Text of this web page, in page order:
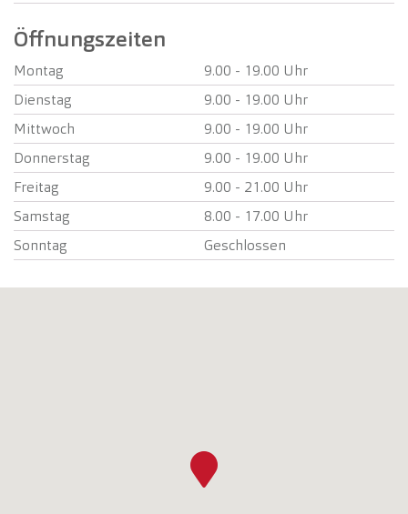
Öffnungszeiten
Montag
9.00 - 19.00 Uhr
Dienstag
9.00 - 19.00 Uhr
Mittwoch
9.00 - 19.00 Uhr
Donnerstag
9.00 - 19.00 Uhr
Freitag
9.00 - 21.00 Uhr
Samstag
8.00 - 17.00 Uhr
Sonntag
Geschlossen